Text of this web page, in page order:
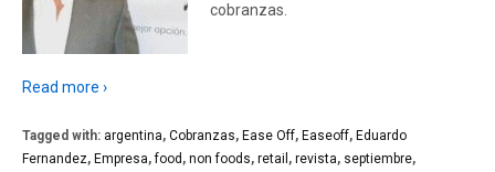
cobranzas.
Read more ›
Tagged with: argentina, Cobranzas, Ease Off, Easeoff, Eduardo
Fernandez, Empresa,food , non foods, retail , revista, septiembre,